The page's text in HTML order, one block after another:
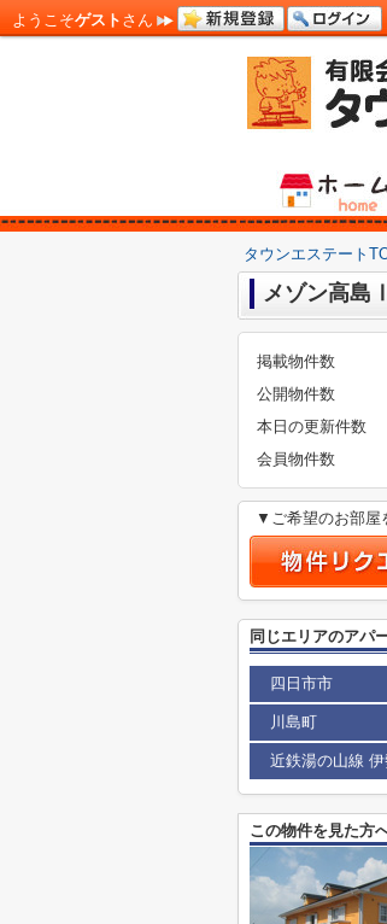
ようこそゲスト さん
タウンエステート
メゾン高島
掲載物件数
公開物件数
本日の更新件数
会員物件数
▼ご希望のお部屋
同じエリアのアパ
四日市市
川島町
近鉄湯の山線
この物件を見た方